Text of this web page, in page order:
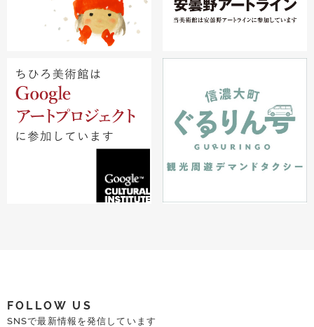
FOLLOW US
SNSで最新情報を発信しています